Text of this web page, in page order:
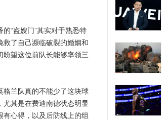
“盗嫂门”其实对于熟悉特
救了自己濒临破裂的婚姻和
望这位前队长能够率领三
兰队真的不能少了这块球
其是在费迪南德状态明显
心得，以及后防线上的组